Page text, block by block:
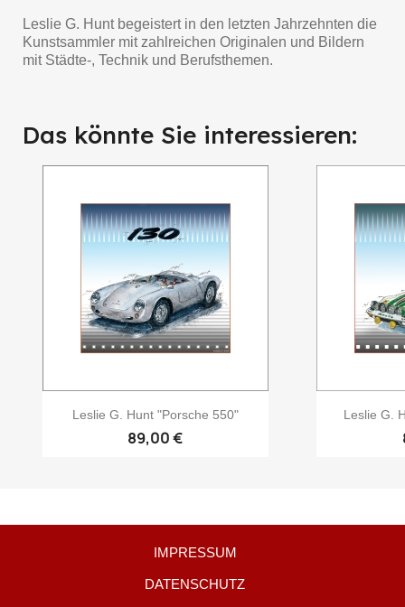
Leslie G. Hunt begeistert in den letzten Jahrzehnten die
Kunstsammler mit zahlreichen Originalen und Bildern
mit Städte-, Technik und Berufsthemen.
Das könnte Sie interessieren:
Leslie G. Hunt "Porsche 550"
89,00 €
Leslie G.
IMPRESSUM
DATENSCHUTZ